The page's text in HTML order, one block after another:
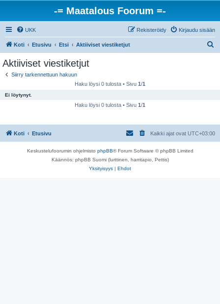
-= Maatalous Foorum =-
UKK Kirjaudu sisään
Rekisteröidy
Koti Etusivu Etsi Aktiiviset viestiketjut
Aktiiviset viestiketjut
Siirry tarkennettuun hakuun
Haku löysi 0 tulosta • Sivu 1/1
Ei löytynyt.
Haku löysi 0 tulosta • Sivu 1/1
Koti Etusivu Kaikki ajat ovat UTC+03:00
Keskustelufoorumin ohjelmisto phpBB® Forum Software © phpBB Limited
Käännös: phpBB Suomi (lurttinen, harritapio, Pettis)
Yksityisyys | Ehdot